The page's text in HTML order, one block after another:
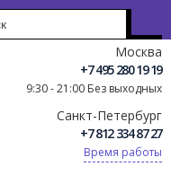
Москва
+7 495 280 19 19
9:30 - 21:00 Без выходных
Санкт-Петербург
+7 812 334 87 27
Время работы